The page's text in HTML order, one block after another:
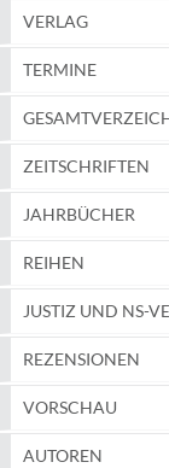
VERLAG
TERMINE
ZEITSCHRIFTEN
JAHRBÜCHER
REIHEN
JUSTIZ UND NS-
REZENSIONEN
VORSCHAU
AUTOREN